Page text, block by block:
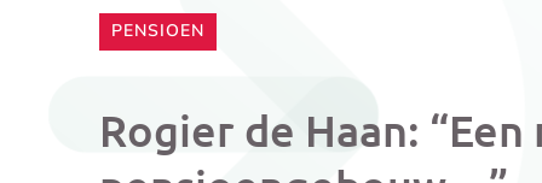
CATEGORIE:
PENSIOEN
Rogier de Haan: